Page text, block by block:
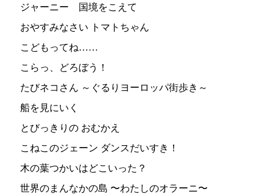
ジャーニー 国境をこえて
おやすみなさい トマトちゃん
こどもってね……
こらっ、どろぼう！
たびネコさん ～ぐるりヨーロッパ街歩き～
船を見にいく
とびっきりの おむかえ
こねこのジェーン ダンスだいすき！
木の葉つかいはどこいった？
世界のまんなかの島 〜わたしのオラーニ〜